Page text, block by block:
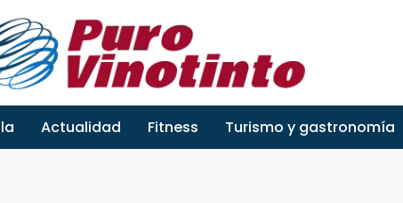
Actualidad Fitness Turismo y gastronomía